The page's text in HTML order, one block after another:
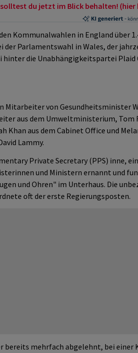
du jetzt im Blick behalten! (hier
Kommunalwahlen in England über
der Parlamentswahl in Wales, der
die Unabhängigkeitspartei Plaid
Mitarbeiter von Gesundheitsminister
aus dem Umweltministerium, Tom
Khan aus dem Cabinet Office und
Lammy.
Private Secretary (PPS) inne,
und Ministern ernannt und
und Ohren" im Unterhaus. Die
oft der erste Regierungsposten.
mehrfach abgelehnt, bei einer